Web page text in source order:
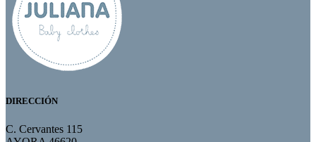
DIRECCIÓN
C. Cervantes 115